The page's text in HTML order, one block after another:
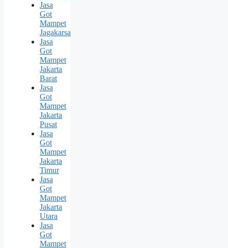
Jasa
Got
Mampet
Jagakarsa
Jasa
Got
Mampet
Jakarta
Barat
Jasa
Got
Mampet
Jakarta
Pusat
Jasa
Got
Mampet
Jakarta
Timur
Jasa
Got
Mampet
Jakarta
Utara
Jasa
Got
Mampet